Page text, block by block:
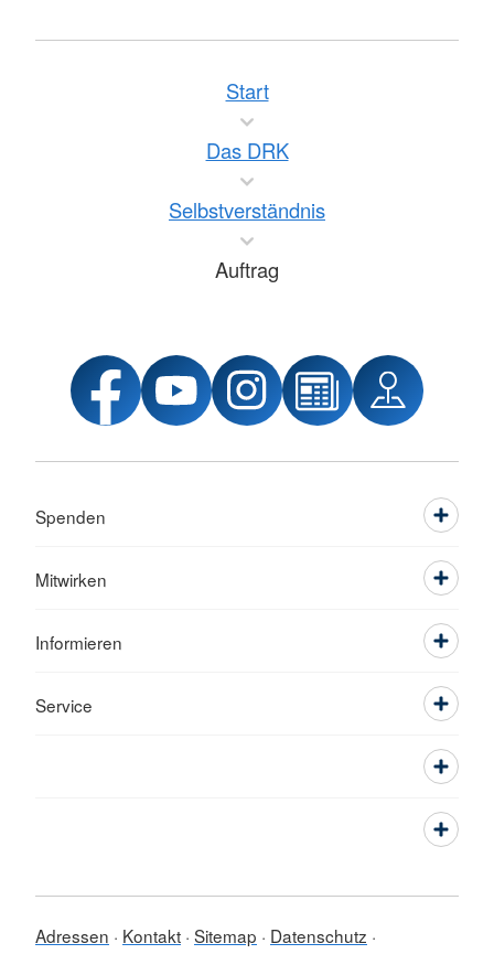
Start
Das DRK
Selbstverständnis
Auftrag
Spenden
Mitwirken
Informieren
Service
Adressen Kontakt Sitemap
Datenschutz